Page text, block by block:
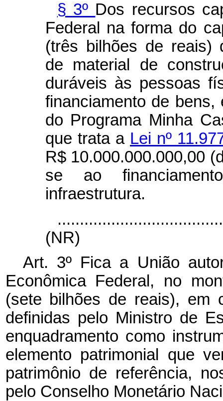
§ 3º Dos recursos
Federal na forma do
(três bilhões de reais)
de material de
duráveis às pessoas
financiamento de
do Programa Minha
que trata a Lei nº
R$ 10.000.000.000,00
se ao
infraestrutura.
(NR)
Art. 3º Fica a União
Econômica Federal, no
(sete bilhões de reais), em
definidas pelo Ministro de
enquadramento como
elemento patrimonial que
patrimônio de referência,
pelo Conselho Monetário